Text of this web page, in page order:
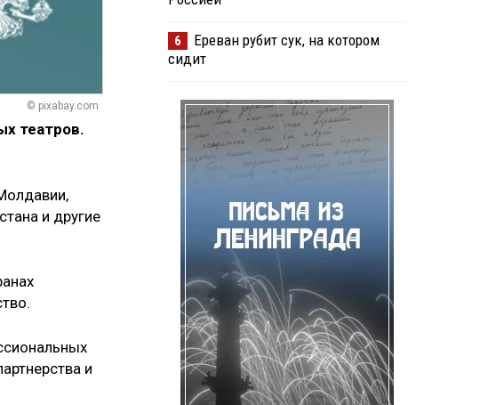
© pixabay.com
театров.
и другие
и
6
Ереван рубит сук, на котором
сидит